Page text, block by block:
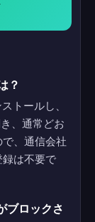
？
トールし、
、通常どお
、通信会社
は不要で
ブロックさ